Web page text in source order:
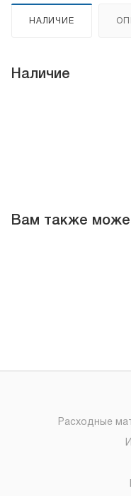
НАЛИЧИЕ
Наличие
Вам также
Расходные